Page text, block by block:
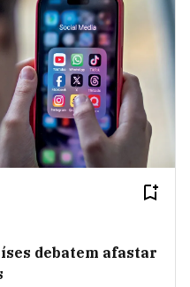
debatem afastar